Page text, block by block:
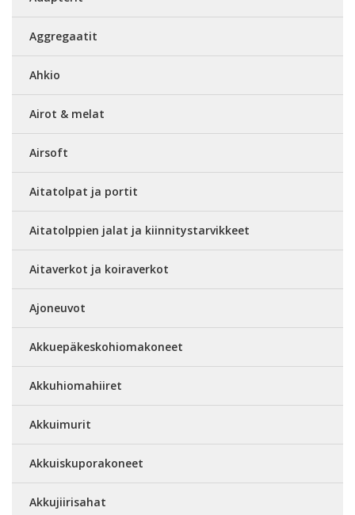
Aggregaatit
Ahkio
Airot & melat
Airsoft
Aitatolpat ja portit
Aitatolppien jalat ja kiinnitystarvikkeet
Aitaverkot ja koiraverkot
Ajoneuvot
Akkuepäkeskohiomakoneet
Akkuhiomahiiret
Akkuimurit
Akkuiskuporakoneet
Akkujiirisahat